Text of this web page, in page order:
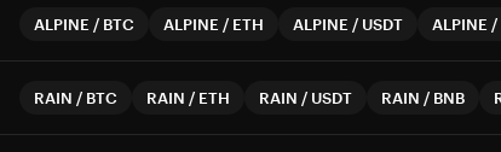
ALPINE / BTC ALPINE / ETH ALPINE / USDT ALPINE /
RAIN / BTC RAIN / ETH RAIN / USDT RAIN / BNB